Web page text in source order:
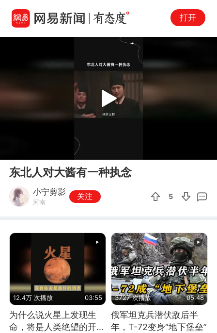
打开
Play
东北人对大酱有一种执念
小宁剪影
河南
关注 5
12.4万 次播放 03:55
为什么说火星上发现生
命，将是人类绝望的开
3727 次播放 05:48
俄军坦克兵潜伏敌后半
年，T-72变身“地下堡垒”